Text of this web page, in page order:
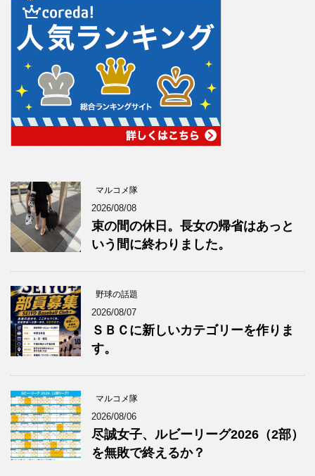
マルコメ隊
2026/08/08
束の間の休日。長女の帰省はあっと
いう間に終わりました。
野球の話題
2026/08/07
ＳＢＣに新しいカテゴリーを作りま
す。
マルコメ隊
2026/08/06
尽誠女子、ルビーリーグ2026（2部）
を無敗で終えるか？